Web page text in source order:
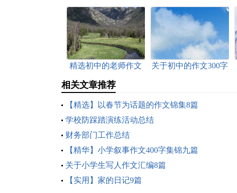
精选初中的老师作文
关于初中的作文300字
相关文章推荐
【精选】以春节为话题的作文锦集8篇
学校防踩踏演练活动总结
财务部门工作总结
【精华】小学叙事作文400字集锦九篇
关于小学生写人作文汇编8篇
【实用】家的日记9篇